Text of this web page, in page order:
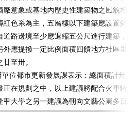
廠意象或基地內歷史性建築物之風貌相
紅色系為主，五層樓以下建築應設置斜
道路邊境至少應退縮五公尺進行建築，
外應提撥一定比例面積回饋地方社區里
至卅。
位都市更新發展課表示：總面積計卅
正在規劃之中，以上建議將配合火車特
甲大學之另一建議為朝向文藝公園多目